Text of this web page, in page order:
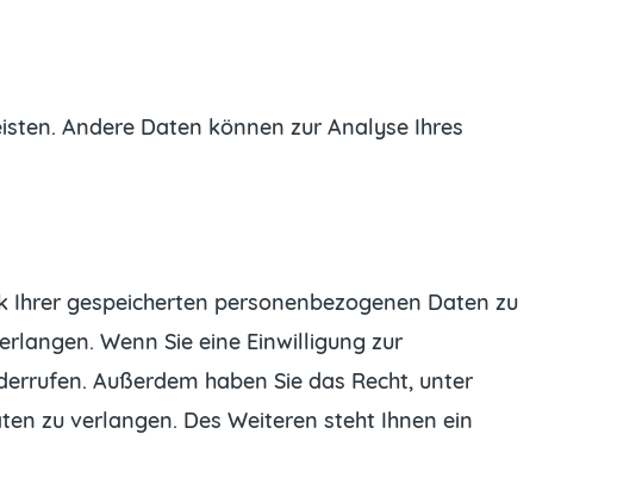
Andere Daten können zur Analyse Ihres
gespeicherten personenbezogenen Daten zu
Wenn Sie eine Einwilligung zur
Außerdem haben Sie das Recht, unter
zu verlangen. Des Weiteren steht Ihnen ein